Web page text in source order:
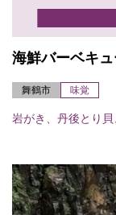
海鮮バーベキ
舞鶴市 味覚
岩がき、丹後とり